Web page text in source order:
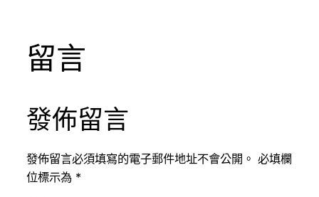
留言
發佈留言
發佈留言必須填寫的電子郵件地址不會公開。 必填欄
位標示為 *